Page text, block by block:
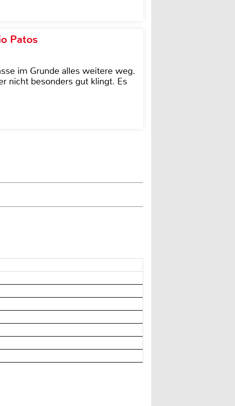
Patos
im Grunde alles weitere weg.
nicht besonders gut klingt. Es